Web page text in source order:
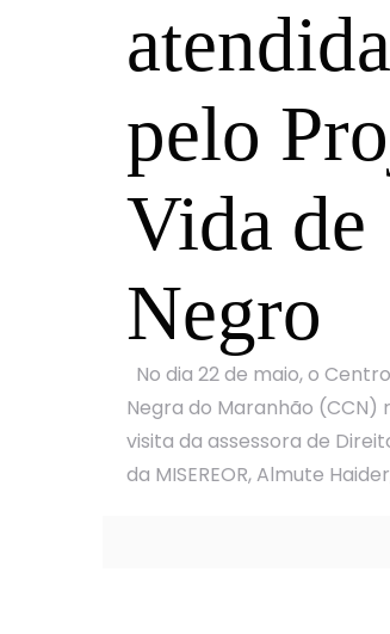
pelo
Vida de
Negro
No dia 22 de maio, o
Negra do Maranhão (CCN)
visita da assessora de
da MISEREOR, Almute